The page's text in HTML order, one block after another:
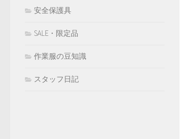
安全保護具
SALE・限定品
作業服の豆知識
スタッフ日記